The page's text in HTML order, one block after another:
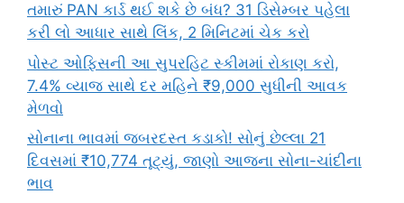
તમારું PAN કાર્ડ થઈ શકે છે બંધ? 31 ડિસેમ્બર પહેલા
કરી લો આધાર સાથે લિંક, 2 મિનિટમાં ચેક કરો
પોસ્ટ ઓફિસની આ સુપરહિટ સ્કીમમાં રોકાણ કરો,
7.4% વ્યાજ સાથે દર મહિને ₹9,000 સુધીની આવક
મેળવો
સોનાના ભાવમાં જબરદસ્ત કડાકો! સોનું છેલ્લા 21
દિવસમાં ₹10,774 તૂટ્યું, જાણો આજના સોના-ચાંદીના
ભાવ